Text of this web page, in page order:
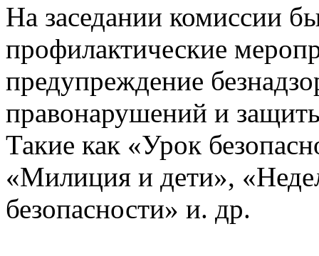
На заседании комиссии
профилактические
предупреждение
правонарушений и
Такие как «Урок
«Милиция и дети»,
безопасности» и. др.